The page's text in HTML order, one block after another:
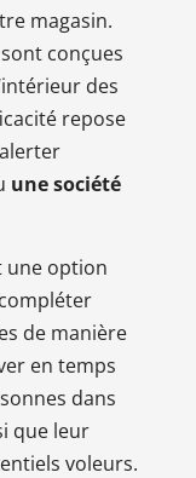
magasin.
conçues
des
repose
une société
une option
de manière
en temps
dans
que leur
voleurs.